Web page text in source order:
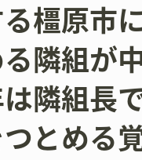
橿原市
隣組が
隣組長
とめる